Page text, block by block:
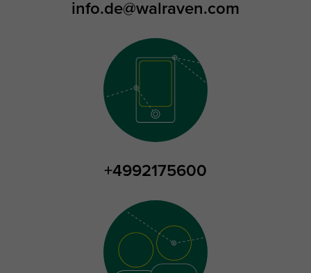
info.de@walraven.com
+4992175600